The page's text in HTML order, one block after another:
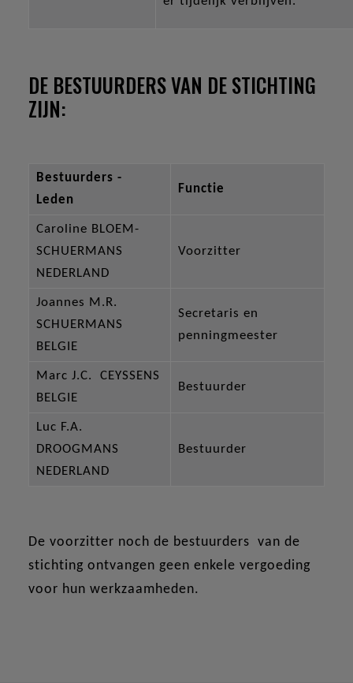
DE BESTUURDERS VAN DE STICHTING
ZIJN:
Bestuurders -
Leden
Functie
Caroline BLOEM-
SCHUERMANS
NEDERLAND
Voorzitter
Joannes M.R.
SCHUERMANS
BELGIE
Secretaris en
penningmeester
Marc J.C. CEYSSENS
BELGIE
Bestuurder
Luc F.A.
DROOGMANS
NEDERLAND
Bestuurder
De voorzitter noch de bestuurders van de
stichting ontvangen geen enkele vergoeding
voor hun werkzaamheden.